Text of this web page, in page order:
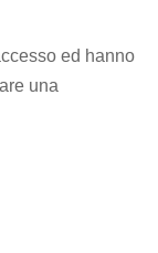
ed hanno
una